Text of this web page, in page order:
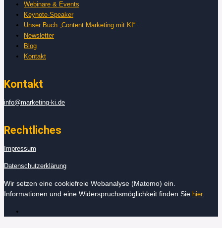
Webinare & Events
Keynote-Speaker
Unser Buch „Content Marketing mit KI“
Newsletter
Blog
Kontakt
Kontakt
info@marketing-ki.de
Rechtliches
Impressum
Datenschutzerklärung
Wir setzen eine cookiefreie Webanalyse (Matomo) ein.
Informationen und eine Widerspruchsmöglichkeit finden Sie hier